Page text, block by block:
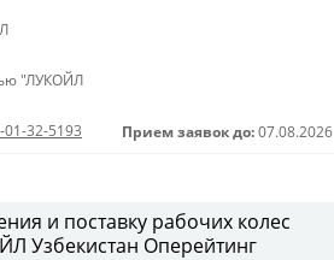
"ЛУКОЙЛ
32-5193 Прием заявок до: 07.08.2026
и поставку рабочих колес
Узбекистан Оперейтинг